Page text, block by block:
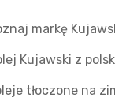
markę
Kujawski z
tłoczone na